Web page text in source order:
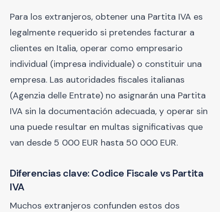
Para los extranjeros, obtener una Partita IVA es
legalmente requerido si pretendes facturar a
clientes en Italia, operar como empresario
individual (impresa individuale) o constituir una
empresa. Las autoridades fiscales italianas
(Agenzia delle Entrate) no asignarán una Partita
IVA sin la documentación adecuada, y operar sin
una puede resultar en multas significativas que
van desde 5 000 EUR hasta 50 000 EUR.
Diferencias clave: Codice Fiscale vs Partita
IVA
Muchos extranjeros confunden estos dos